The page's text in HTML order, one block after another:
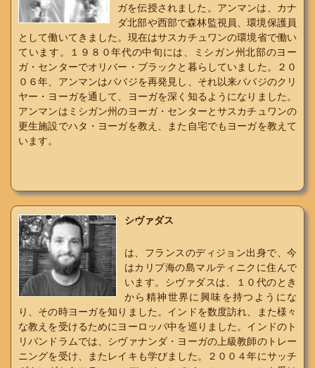
ガを伝授されました。アンマンは、カナ
ダ北部や西部で森林監視員、環境保護員
として働いてきました。現在はサスカチュワンの環境省で働い
ています。１９８０年代の中旬には、ミシガン州北部のヨー
ガ・センターでオリバー・ブラックと暮らしていました。２０
０６年、アンマンはババジを再発見し、それ以来ババジのクリ
ヤー・ヨーガを通して、ヨーガを深く知るようになりました。
アンマンはミシガン州のヨーガ・センターとサスカチュワンの
更生施設でハタ・ヨーガを教え、また自宅でもヨーガを教えて
います。
シヴァダス
は、フランスのディジョン出身で、今
はカリブ海の島マルティニクに住んで
います。シヴァダスは、１０代のとき
から精神世界に興味を持つようにな
り、その時ヨーガを知りました。インドを数度訪れ、また様々
な教えを受けるためにヨーロッパ中を巡りました。インドのト
リバンドラムでは、シヴァナンダ・ヨーガの上級教師のトレー
ニングを受け、またレイキも学びました。２００４年にサッチ